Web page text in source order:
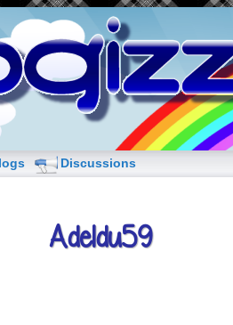
Discussions
Adeldu59